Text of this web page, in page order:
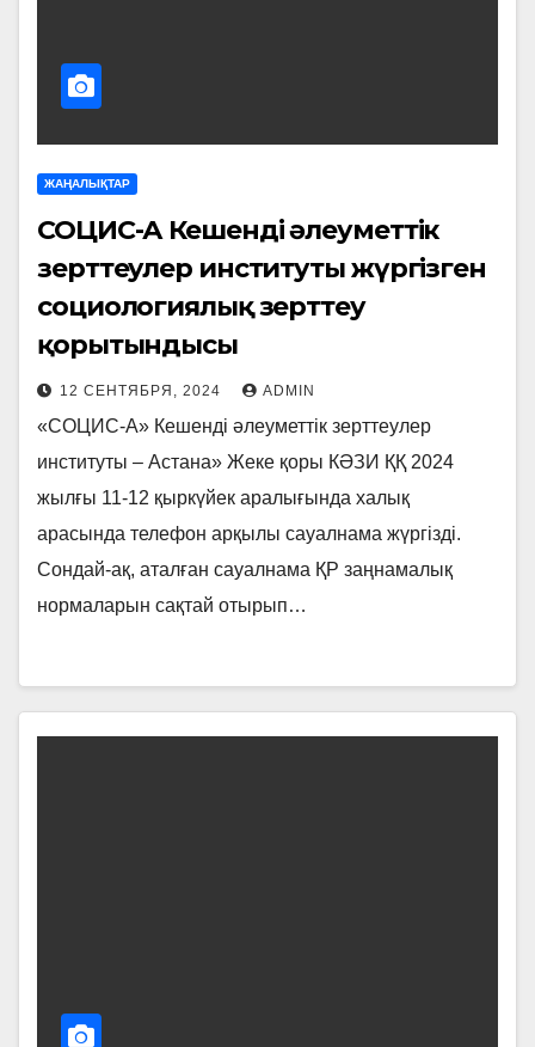
ЖАҢАЛЫҚТАР
СОЦИС-А Кешенді әлеуметтік
зерттеулер институты жүргізген
социологиялық зерттеу
қорытындысы
12 СЕНТЯБРЯ, 2024 ADMIN
«СОЦИС-А» Кешенді әлеуметтік зерттеулер
институты – Астана» Жеке қоры КӘЗИ ҚҚ 2024
жылғы 11-12 қыркүйек аралығында халық
арасында телефон арқылы сауалнама жүргізді.
Сондай-ақ, аталған сауалнама ҚР заңнамалық
нормаларын сақтай отырып…